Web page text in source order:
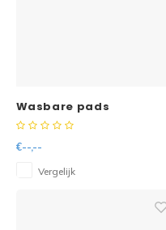
Wasbare pads
(incomplete verpakking,
€--,--
Vergelijk